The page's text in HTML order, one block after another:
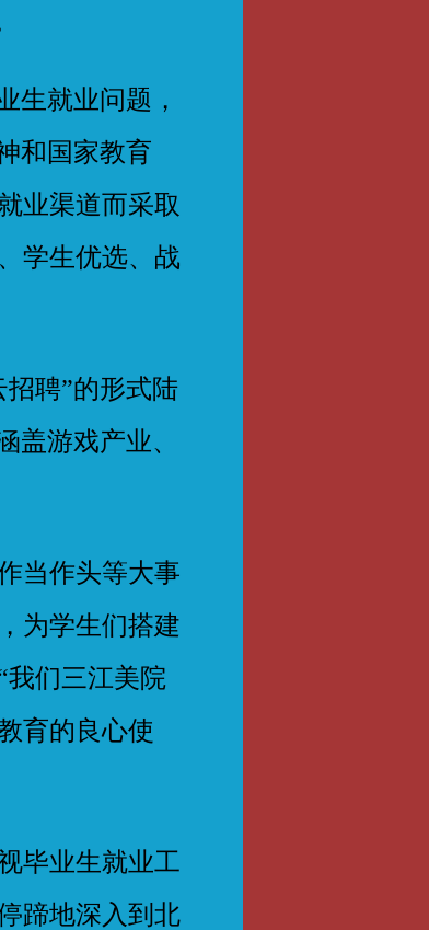
就业问题，
和国家教育
业渠道而采取
学生优选、战
聘”的形式陆
盖游戏产业、
当作头等大事
为学生们搭建
我们三江美院
育的良心使
毕业生就业工
蹄地深入到北